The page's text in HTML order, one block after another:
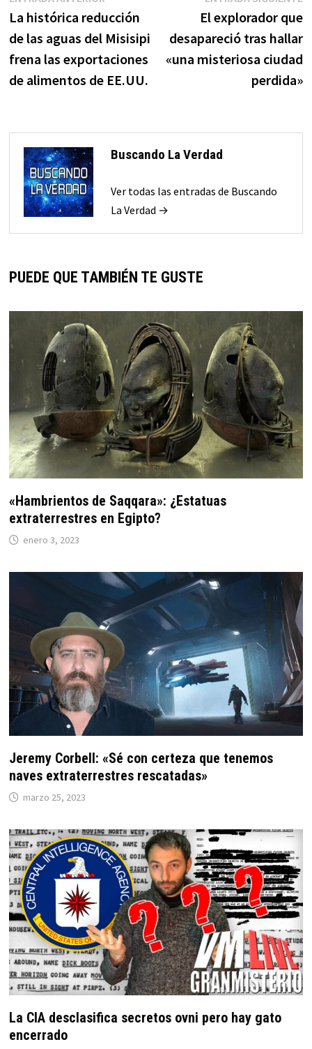
de
entradas
anterior:
La histórica reducción
de las aguas del Misisipi
frena las exportaciones
de alimentos de EE.UU.
El explorador que
desapareció tras hallar
«una misteriosa ciudad
perdida»
Buscando La Verdad
Ver todas las entradas de Buscando
La Verdad →
PUEDE QUE TAMBIÉN TE GUSTE
«Hambrientos de Saqqara»: ¿Estatuas
extraterrestres en Egipto?
enero 3, 2023
Jeremy Corbell: «Sé con certeza que tenemos
naves extraterrestres rescatadas»
marzo 25, 2023
La CIA desclasifica secretos ovni pero hay gato
encerrado